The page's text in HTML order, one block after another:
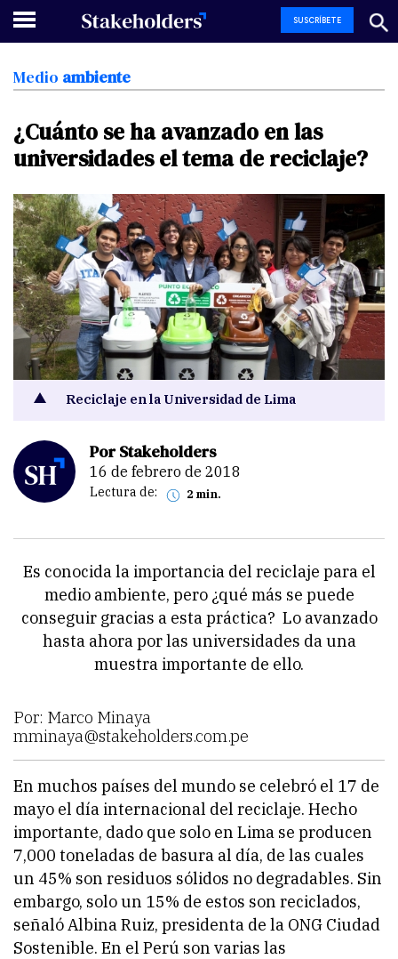
SUSCRÍBETE
Medio ambiente
¿Cuánto seha avanzado enlas
universidades eltema de reciclaje?
Reciclaje en la Universidad de Lima
Por Stakeholders
16 de febrero de 2018
Lectura de: 2 min.
Es conocida la importancia del reciclaje para el
medio ambiente, pero ¿qué más se puede
conseguir gracias a esta práctica? Lo avanzado
hasta ahora por las universidades da una
muestra importante de ello.
Por: Marco Minaya
mminaya@stakeholders.com.pe
En muchos países del mundo se celebró el 17 de
mayo el día internacional del reciclaje. Hecho
importante, dado que solo en Lima se producen
7,000 toneladas de basura al día, de las cuales
un 45% son residuos sólidos no degradables. Sin
embargo, solo un 15% de estos son reciclados,
señaló Albina Ruiz, presidenta de la ONG Ciudad
Sostenible. En el Perú son varias las